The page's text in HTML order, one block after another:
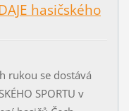
hasičského
rukou se dostává
SPORTU v